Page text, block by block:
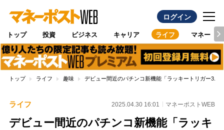
ログイン
トップ 投資 ビジネス キャリア ライフ マネー
トップ ライフ 趣味 デビュー間近のパチンコ新機能「ラッキートリガー
ライフ 2025.04.30 16:01 マネーポストWEB
デビュー間近のパチンコ新機能「ラッキ